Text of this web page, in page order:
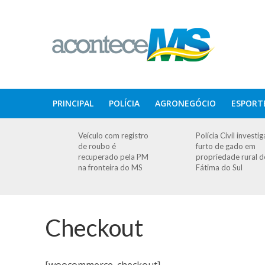
PRINCIPAL POLÍCIA AGRONEGÓCIO
Veículo com registro
de roubo é
recuperado pela PM
na fronteira do MS
Polícia Civil
furto de gado em
propriedade rural
Fátima do Sul
Checkout